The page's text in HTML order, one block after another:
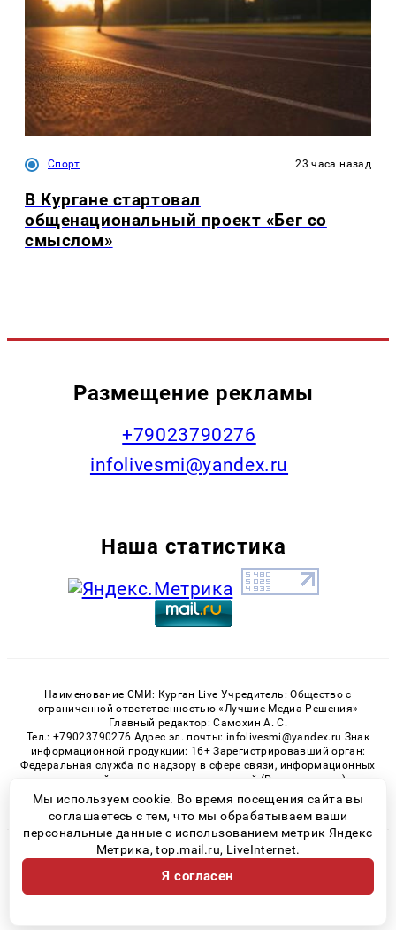
Спорт 23 часа назад
В Кургане стартовал
общенациональный проект «Бег со
смыслом»
Размещение рекламы
+79023790276
infolivesmi@yandex.ru
Наша статистика
Наименование СМИ: Курган Live Учредитель: Общество с
ограниченной ответственностью «Лучшие Медиа Решения»
Главный редактор: Самохин А. С.
Тел.: +79023790276 Адрес эл. почты: infolivesmi@yandex.ru Знак
информационной продукции: 16+ Зарегистрировавший орган:
Федеральная служба по надзору в сфере связи, информационных
технологий и массовых коммуникаций (Роскомнадзор)
Регистрационный номер СМИ ЭЛ № ФС 77 - 82535 от 21.01.2022
© 2026 «Kurgan-Live» | Все права защищены
Возрастная категория сайта 16+
Политика конфиденциальности
Мы используем cookie. Во время посещения сайта вы
соглашаетесь с тем, что мы обрабатываем ваши
персональные данные с использованием метрик Яндекс
Метрика, top.mail.ru, LiveInternet.
Я согласен